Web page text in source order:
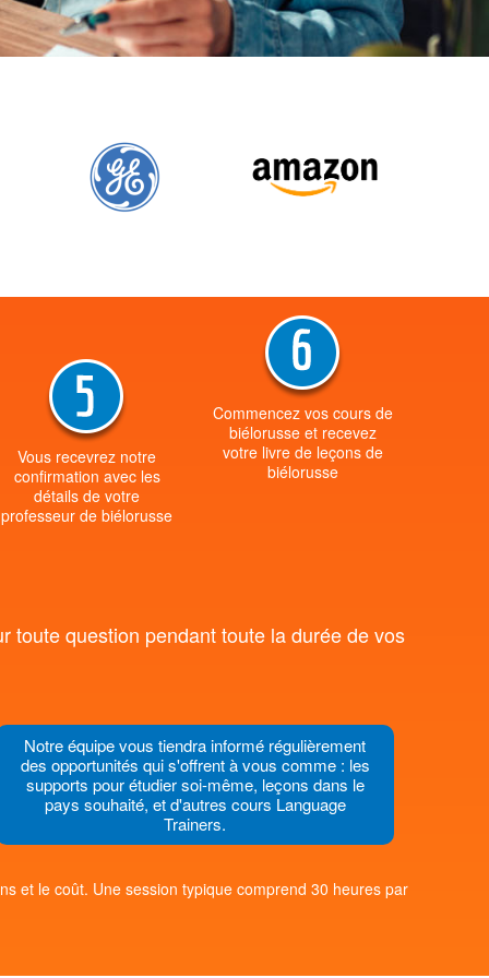
Vous recevrez notre
confirmation avec les
détails de votre
professeur de biélorusse
Commencez vos cours de
biélorusse et recevez
votre livre de leçons de
biélorusse
toute question pendant toute la durée de vos
Notre équipe vous tiendra informé régulièrement
des opportunités qui s'offrent à vous comme : les
supports pour étudier soi-même, leçons dans le
pays souhaité, et d'autres cours Language
Trainers.
et le coût. Une session typique comprend 30 heures par